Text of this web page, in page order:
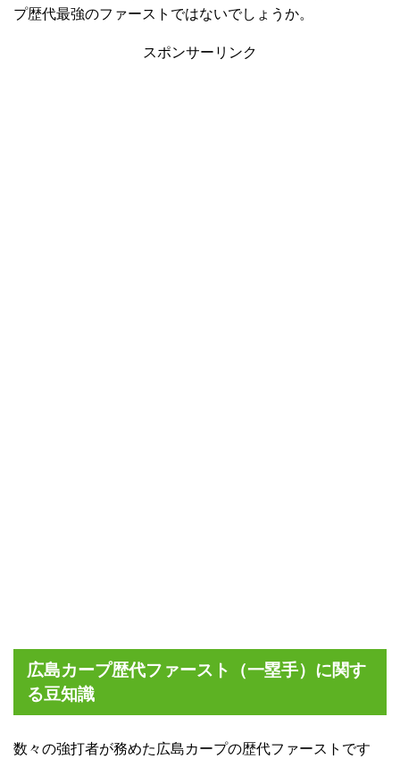
プ歴代最強のファーストではないでしょうか。
スポンサーリンク
広島カープ歴代ファースト（一塁手）に関す
る豆知識
数々の強打者が務めた広島カープの歴代ファーストです